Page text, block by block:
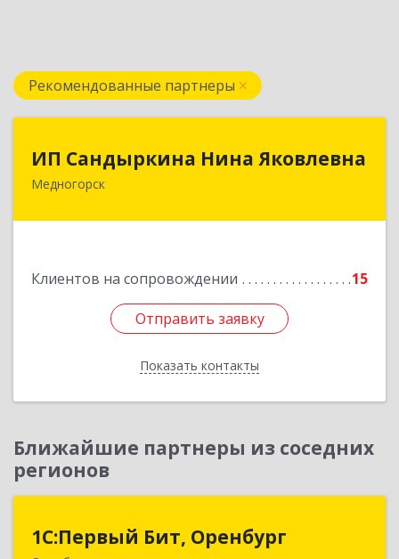
Рекомендованные партнеры
ИП Сандыркина Нина Яковлевна
Медногорск
Клиентов на сопровождении 15
Отправить заявку
Показать контакты
462270, Оренбургская обл, Медногорск г,
Отправить заявку
Назад
Ближайшие партнеры из соседних
регионов
1С:Первый Бит, Оренбург
1С:Первый Бит, Оренбург